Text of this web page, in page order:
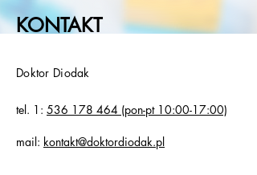
KONTAKT
Doktor Diodak
tel. 1: 536 178 464 (pon-pt 10:00-17:00)
mail: kontakt@doktordiodak.pl